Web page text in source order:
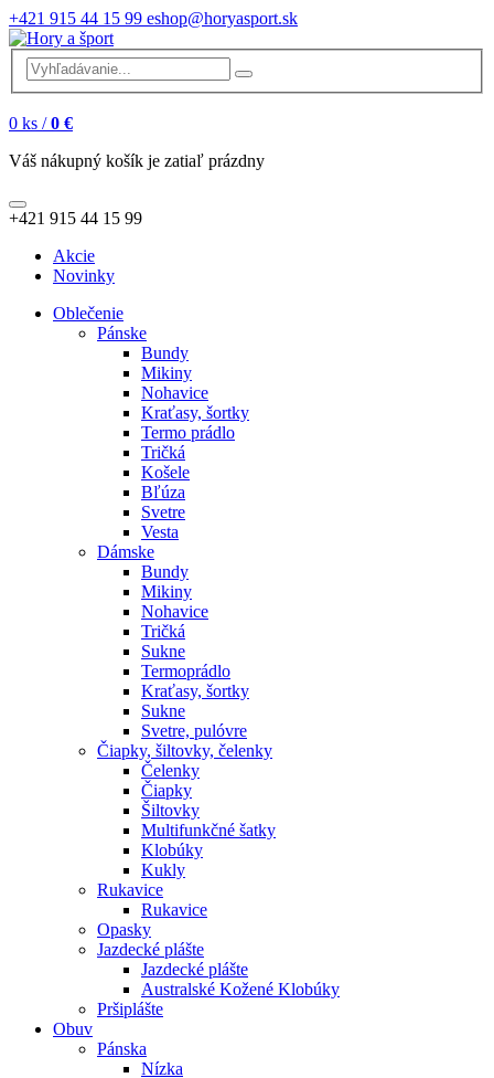
+421 915 44 15 99 eshop@horyasport.sk
0 ks / 0 €
Váš nákupný košík je zatiaľ prázdny
+421 915 44 15 99
Akcie
Novinky
Oblečenie
Pánske
Bundy
Mikiny
Nohavice
Kraťasy, šortky
Termo prádlo
Tričká
Košele
Bľúza
Svetre
Vesta
Dámske
Bundy
Mikiny
Nohavice
Tričká
Sukne
Termoprádlo
Kraťasy, šortky
Sukne
Svetre, pulóvre
Čiapky, šiltovky, čelenky
Čelenky
Čiapky
Šiltovky
Multifunkčné šatky
Klobúky
Kukly
Rukavice
Rukavice
Opasky
Jazdecké plášte
Jazdecké plášte
Australské Kožené Klobúky
Pršiplášte
Obuv
Pánska
Nízka